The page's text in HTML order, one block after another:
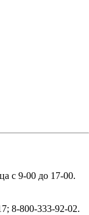
с 9-00 до 17-00.
8-800-333-92-02.